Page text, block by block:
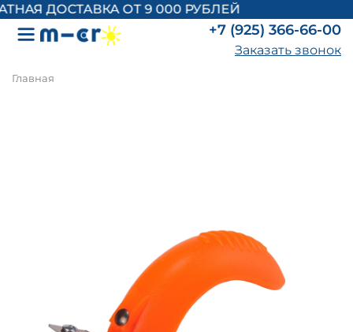
ДОСТАВКА ОТ 9 000 РУБЛЕЙ
+7 (925) 366-66-00
Заказать звонок
Главная